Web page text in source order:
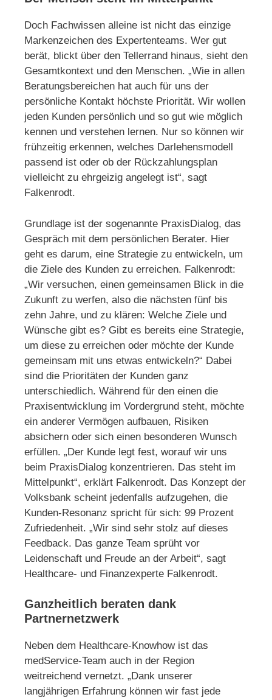
Doch Fachwissen alleine ist nicht das einzige
Markenzeichen des Expertenteams. Wer gut
berät, blickt über den Tellerrand hinaus, sieht den
Gesamtkontext und den Menschen. „Wie in allen
Beratungsbereichen hat auch für uns der
persönliche Kontakt höchste Priorität. Wir wollen
jeden Kunden persönlich und so gut wie möglich
kennen und verstehen lernen. Nur so können wir
frühzeitig erkennen, welches Darlehensmodell
passend ist oder ob der Rückzahlungsplan
vielleicht zu ehrgeizig angelegt ist“, sagt
Falkenrodt.
Grundlage ist der sogenannte PraxisDialog, das
Gespräch mit dem persönlichen Berater. Hier
geht es darum, eine Strategie zu entwickeln, um
die Ziele des Kunden zu erreichen. Falkenrodt:
„Wir versuchen, einen gemeinsamen Blick in die
Zukunft zu werfen, also die nächsten fünf bis
zehn Jahre, und zu klären: Welche Ziele und
Wünsche gibt es? Gibt es bereits eine Strategie,
um diese zu erreichen oder möchte der Kunde
gemeinsam mit uns etwas entwickeln?“ Dabei
sind die Prioritäten der Kunden ganz
unterschiedlich. Während für den einen die
Praxisentwicklung im Vordergrund steht, möchte
ein anderer Vermögen aufbauen, Risiken
absichern oder sich einen besonderen Wunsch
erfüllen. „Der Kunde legt fest, worauf wir uns
beim PraxisDialog konzentrieren. Das steht im
Mittelpunkt“, erklärt Falkenrodt. Das Konzept der
Volksbank scheint jedenfalls aufzugehen, die
Kunden-Resonanz spricht für sich: 99 Prozent
Zufriedenheit. „Wir sind sehr stolz auf dieses
Feedback. Das ganze Team sprüht vor
Leidenschaft und Freude an der Arbeit“, sagt
Healthcare- und Finanzexperte Falkenrodt.
Ganzheitlich beraten dank
Partnernetzwerk
Neben dem Healthcare-Knowhow ist das
medService-Team auch in der Region
weitreichend vernetzt. „Dank unserer
langjährigen Erfahrung können wir fast jede